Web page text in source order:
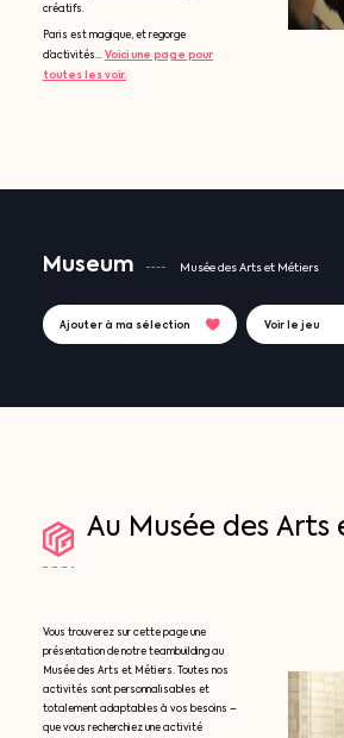
créatifs.
Paris est magique, et regorge
d’activités…Voici une page pour
toutes les voir.
Museum Musée des Arts et Métiers
Ajouter à ma sélection Voir le jeu
Au Musée des Arts
Vous trouverez sur cette page une
présentation de notre teambuilding au
Musée des Arts et Métiers. Toutes nos
activités sont personnalisables et
totalement adaptables à vos besoins –
que vous recherchiez une activité